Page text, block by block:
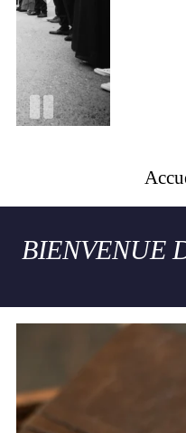
BIENVENUE